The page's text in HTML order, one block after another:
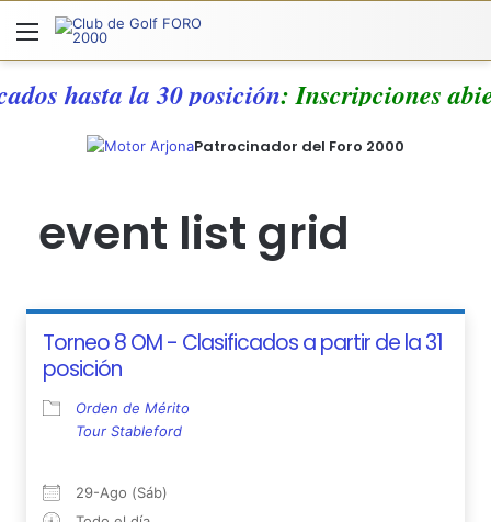
Menú
hasta la 30 posición: Inscripciones
Patrocinador del Foro 2000
event list grid
Torneo 8 OM - Clasificados a partir de la 31
posición
Orden de Mérito
Tour Stableford
29-Ago (Sáb)